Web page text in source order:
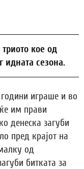
кое од
идната сезона.
години играше и во
им прави
денеска загуби
пред крајот на
од
битката за